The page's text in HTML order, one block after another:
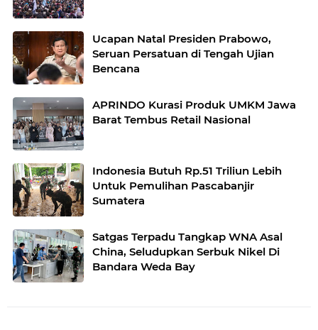
Ucapan Natal Presiden Prabowo,
Seruan Persatuan di Tengah Ujian
Bencana
APRINDO Kurasi Produk UMKM Jawa
Barat Tembus Retail Nasional
Indonesia Butuh Rp.51 Triliun Lebih
Untuk Pemulihan Pascabanjir
Sumatera
Satgas Terpadu Tangkap WNA Asal
China, Seludupkan Serbuk Nikel Di
Bandara Weda Bay